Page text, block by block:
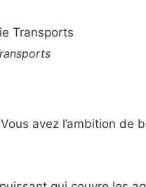
avez l’ambition de